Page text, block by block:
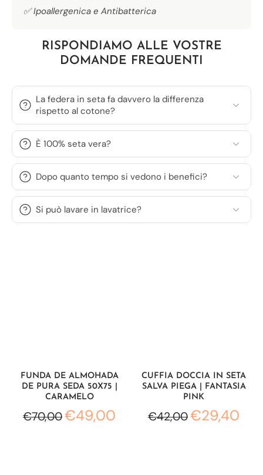
✅ Ipoallergenica e Antibatterica
RISPONDIAMO ALLE VOSTRE
DOMANDE FREQUENTI
La federa in seta fa davvero la differenza
rispetto al cotone?
È 100% seta vera?
Dopo quanto tempo si vedono i benefici?
Si può lavare in lavatrice?
FUNDA DE ALMOHADA
DE PURA SEDA 50X75 |
CARAMELO
€70,00€49,00
CUFFIA DOCCIA IN SETA
SALVA PIEGA | FANTASIA
PINK
€42,00€29,40